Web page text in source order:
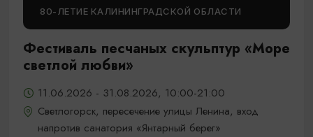
80-ЛЕТИЕ КАЛИНИНГРАДСКОЙ ОБЛАСТИ
Фестиваль песчаных скульптур «Море
светлой любви»
11.06.2026 - 31.08.2026, 10:00-21:00
Светлогорск, пересечение улицы Ленина, вход
напротив санатория «Янтарный берег»